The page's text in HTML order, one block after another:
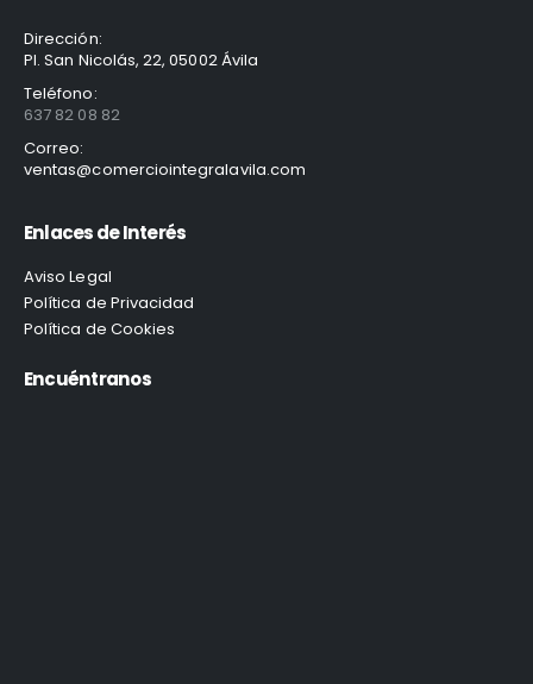
Dirección:
Pl. San Nicolás, 22, 05002 Ávila
Teléfono:
637 82 08 82
Correo:
ventas@comerciointegralavila.com
Enlaces de Interés
Aviso Legal
Política de Privacidad
Política de Cookies
Encuéntranos